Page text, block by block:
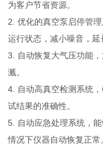
为客户节省资源。
2. 优化的真空泵启停管
运行状态，减小噪音，延
3. 自动恢复大气压功能
溅。
4. 自动高真空检测系统
试结果的准确性。
5. 自动应急处理系统，
情况下仪器自动恢复正常